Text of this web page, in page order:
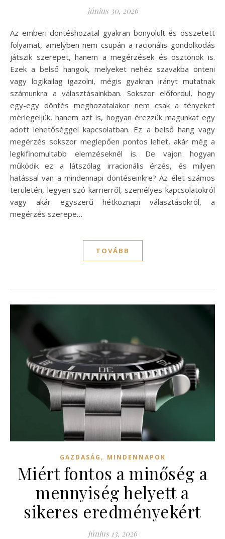
június 30, 2026
Az emberi döntéshozatal gyakran bonyolult és összetett
folyamat, amelyben nem csupán a racionális gondolkodás
játszik szerepet, hanem a megérzések és ösztönök is.
Ezek a belső hangok, melyeket nehéz szavakba önteni
vagy logikailag igazolni, mégis gyakran irányt mutatnak
számunkra a választásainkban. Sokszor előfordul, hogy
egy-egy döntés meghozatalakor nem csak a tényeket
mérlegeljük, hanem azt is, hogyan érezzük magunkat egy
adott lehetőséggel kapcsolatban. Ez a belső hang vagy
megérzés sokszor meglepően pontos lehet, akár még a
legkifinomultabb elemzéseknél is. De vajon hogyan
működik ez a látszólag irracionális érzés, és milyen
hatással van a mindennapi döntéseinkre? Az élet számos
területén, legyen szó karrierről, személyes kapcsolatokról
vagy akár egyszerű hétköznapi választásokról, a
megérzés szerepe…
TOVÁBB
GAZDASÁG , MINDENNAPOK
Miért fontos a minőség a
mennyiség helyett a
sikeres eredményekért
június 13, 2026